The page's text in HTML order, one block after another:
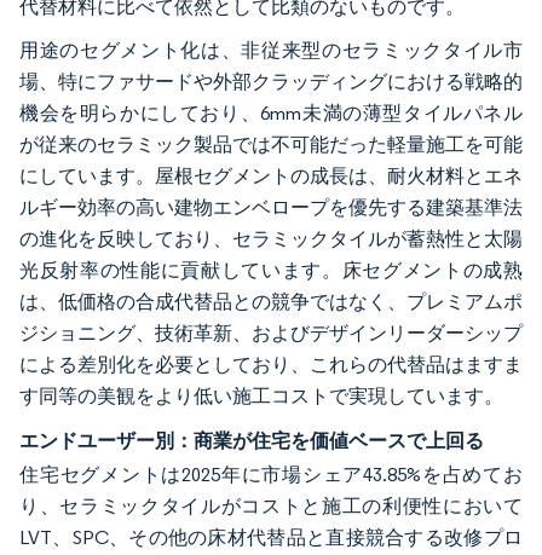
代替材料に比べて依然として比類のないものです。
用途のセグメント化は、非従来型のセラミックタイル市
場、特にファサードや外部クラッディングにおける戦略的
機会を明らかにしており、6mm未満の薄型タイルパネル
が従来のセラミック製品では不可能だった軽量施工を可能
にしています。屋根セグメントの成長は、耐火材料とエネ
ルギー効率の高い建物エンベロープを優先する建築基準法
の進化を反映しており、セラミックタイルが蓄熱性と太陽
光反射率の性能に貢献しています。床セグメントの成熟
は、低価格の合成代替品との競争ではなく、プレミアムポ
ジショニング、技術革新、およびデザインリーダーシップ
による差別化を必要としており、これらの代替品はますま
す同等の美観をより低い施工コストで実現しています。
エンドユーザー別：商業が住宅を価値ベースで上回る
住宅セグメントは2025年に市場シェア43.85%を占めてお
り、セラミックタイルがコストと施工の利便性において
LVT、SPC、その他の床材代替品と直接競合する改修プロ